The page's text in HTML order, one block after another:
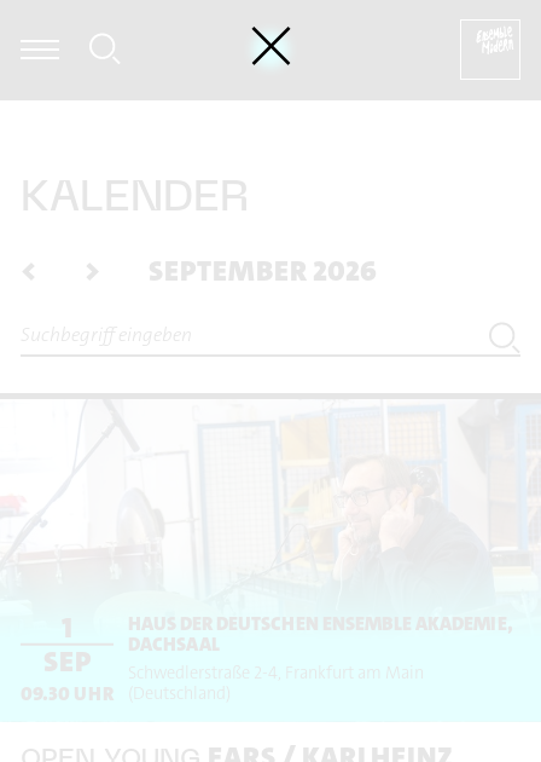
Annie Jacobs-Perkins - Hannah Ishizaki: Exploration (2019 /
KALENDER
< > SEPTEMBER 2026
1
SEP
09.30 UHR
HAUS DER DEUTSCHEN ENSEMBLE AKADEMIE,
DACHSAAL
Schwedlerstraße 2-4
Frankfurt am Main
(Deutschland)